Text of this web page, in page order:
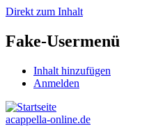
Direkt zum Inhalt
Fake-Usermenü
Inhalt hinzufügen
Anmelden
acappella-online.de